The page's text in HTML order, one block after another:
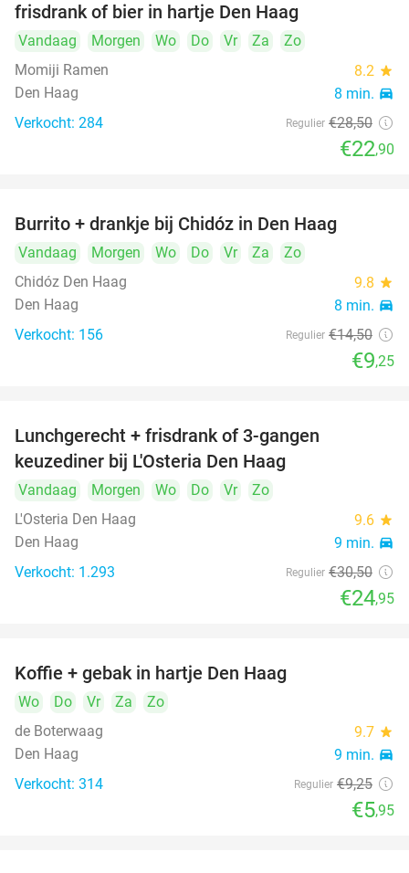
frisdrank of bier in hartje Den Haag
Vandaag Morgen Wo Do Vr Za
Zo
Momiji Ramen
8.2 star
Den Haag 8 min. directions_car
Verkocht: 284 Regulier €28,50
€22,90
Burrito + drankje bij Chidóz in Den Haag
Vandaag Morgen Wo Do Vr Za
Zo
Chidóz Den Haag
9.8 star
Den Haag 8 min. directions_car
Verkocht: 156 Regulier €14,50
€9,25
Lunchgerecht + frisdrank of 3-gangen
keuzediner bij L'Osteria Den Haag
Vandaag Morgen Wo Do Vr
Zo
L'Osteria Den Haag
9.6 star
Den Haag 9 min. directions_car
Verkocht: 1.293 Regulier €30,50
€24,95
Koffie + gebak in hartje Den Haag
Wo Do Vr Za
Zo
de Boterwaag
9.7 star
Den Haag 9 min. directions_car
Verkocht: 314 Regulier €9,25
€5,95